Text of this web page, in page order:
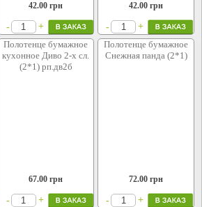
42.00 грн
- +
42.00 грн
-
+
Полотенце бумажное
кухонное Диво 2-х сл.
(2*1) рп.дв2б
67.00 грн
- +
Полотенце бумажное
Снежная панда (2*1)
72.00 грн
-
+